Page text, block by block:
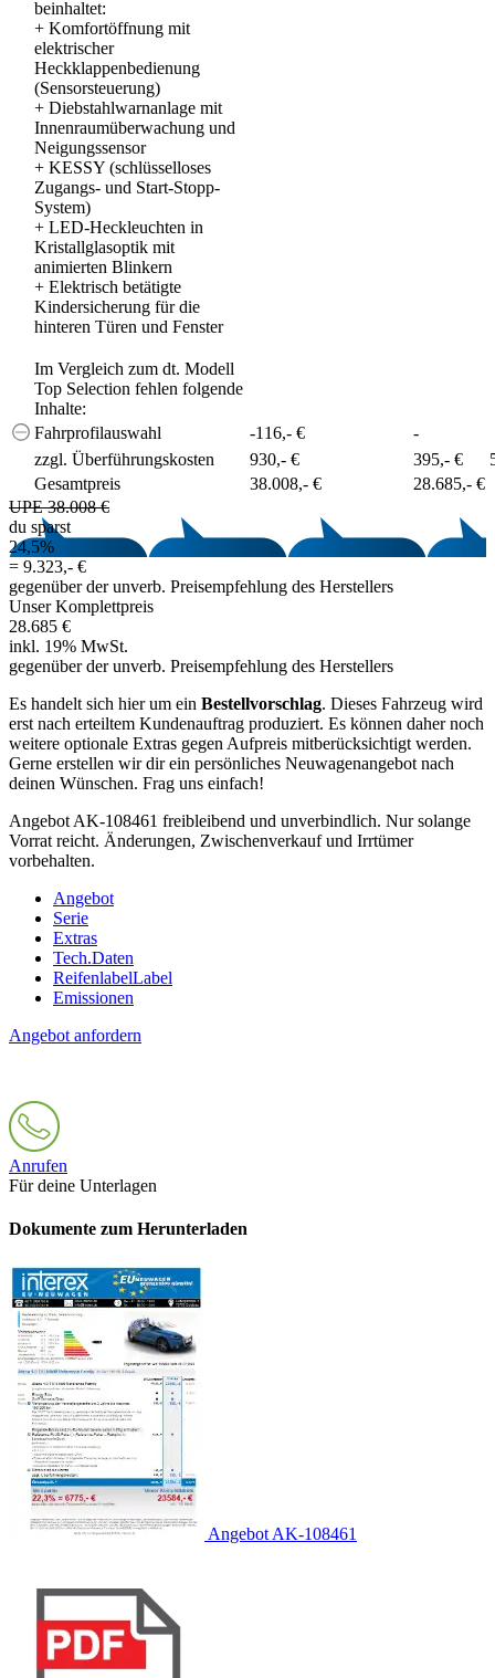
beinhaltet:
+ Komfortöffnung mit
elektrischer
Heckklappenbedienung
(Sensorsteuerung)
+ Diebstahlwarnanlage mit
Innenraumüberwachung und
Neigungssensor
+ KESSY (schlüsselloses
Zugangs- und Start-Stopp-
System)
+ LED-Heckleuchten in
Kristallglasoptik mit
animierten Blinkern
+ Elektrisch betätigte
Kindersicherung für die
hinteren Türen und Fenster
Im Vergleich zum dt. Modell
Top Selection fehlen folgende
Inhalte:
Fahrprofilauswahl
-116,- €
-
zzgl. Überführungskosten
930,- € 395,- €
Gesamtpreis
38.008,- €
28.685,- €
UPE 38.008 €
du sparst
24,5%
= 9.323,- €
gegenüber der unverb. Preisempfehlung des Herstellers
Unser Komplettpreis
28.685 €
inkl. 19% MwSt.
gegenüber der unverb. Preisempfehlung des Herstellers
Es handelt sich hier um ein Bestellvorschlag. Dieses Fahrzeug wird
erst nach erteiltem Kundenauftrag produziert. Es können daher noch
weitere optionale Extras gegen Aufpreis mitberücksichtigt werden.
Gerne erstellen wir dir ein persönliches Neuwagenangebot nach
deinen Wünschen. Frag uns einfach!
Angebot AK-108461 freibleibend und unverbindlich. Nur solange
Vorrat reicht. Änderungen, Zwischenverkauf und Irrtümer
vorbehalten.
Angebot
Serie
Extras
Tech.Daten
ReifenlabelLabel
Emissionen
Angebot anfordern
Anrufen
Für deine Unterlagen
Dokumente zum Herunterladen
Angebot AK-108461